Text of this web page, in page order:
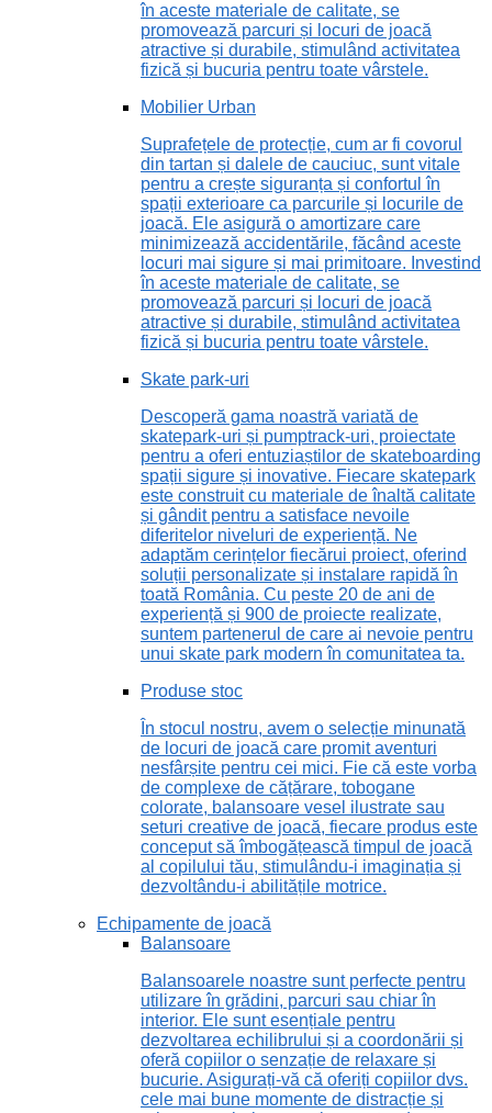
în aceste materiale de calitate, se
promovează parcuri și locuri de joacă
atractive și durabile, stimulând activitatea
fizică și bucuria pentru toate vârstele.
Mobilier Urban
Suprafețele de protecție, cum ar fi covorul
din tartan și dalele de cauciuc, sunt vitale
pentru a crește siguranța și confortul în
spații exterioare ca parcurile și locurile de
joacă. Ele asigură o amortizare care
minimizează accidentările, făcând aceste
locuri mai sigure și mai primitoare. Investind
în aceste materiale de calitate, se
promovează parcuri și locuri de joacă
atractive și durabile, stimulând activitatea
fizică și bucuria pentru toate vârstele.
Skate park-uri
Descoperă gama noastră variată de
skatepark-uri și pumptrack-uri, proiectate
pentru a oferi entuziaștilor de skateboarding
spații sigure și inovative. Fiecare skatepark
este construit cu materiale de înaltă calitate
și gândit pentru a satisface nevoile
diferitelor niveluri de experiență. Ne
adaptăm cerințelor fiecărui proiect, oferind
soluții personalizate și instalare rapidă în
toată România. Cu peste 20 de ani de
experiență și 900 de proiecte realizate,
suntem partenerul de care ai nevoie pentru
unui skate park modern în comunitatea ta.
Produse stoc
În stocul nostru, avem o selecție minunată
de locuri de joacă care promit aventuri
nesfârșite pentru cei mici. Fie că este vorba
de complexe de cățărare, tobogane
colorate, balansoare vesel ilustrate sau
seturi creative de joacă, fiecare produs este
conceput să îmbogățească timpul de joacă
al copilului tău, stimulându-i imaginația și
dezvoltându-i abilitățile motrice.
Echipamente de joacă
Balansoare
Balansoarele noastre sunt perfecte pentru
utilizare în grădini, parcuri sau chiar în
interior. Ele sunt esențiale pentru
dezvoltarea echilibrului și a coordonării și
oferă copiilor o senzație de relaxare și
bucurie. Asigurați-vă că oferiți copiilor dvs.
cele mai bune momente de distracție și